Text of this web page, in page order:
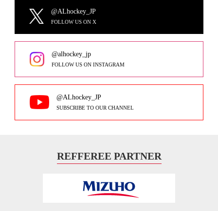
@ALhockey_JP
FOLLOW US ON X
@alhockey_jp
FOLLOW US ON INSTAGRAM
@ALhockey_JP
SUBSCRIBE TO OUR CHANNEL
REFFEREE PARTNER